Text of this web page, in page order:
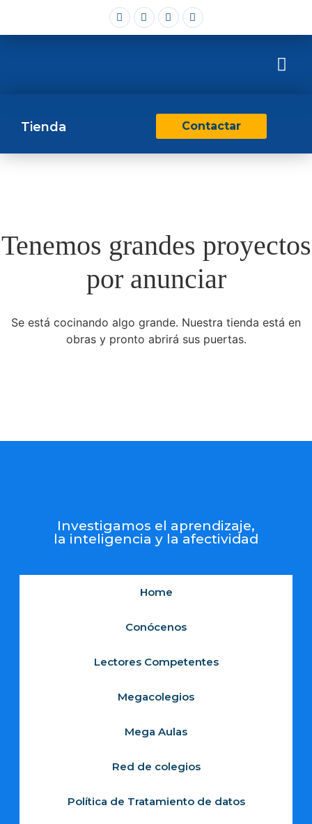
Tienda Contactar
Tenemos grandes proyectos
por anunciar
Se está cocinando algo grande. Nuestra tienda está en
obras y pronto abrirá sus puertas.
Investigamos el aprendizaje,
la inteligencia y la afectividad
Home
Conócenos
Lectores Competentes
Megacolegios
Mega Aulas
Red de colegios
Política de Tratamiento de datos